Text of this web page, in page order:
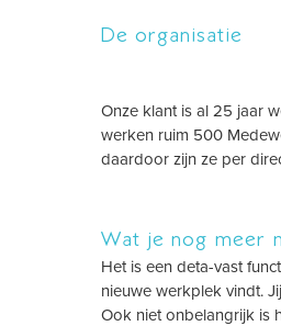
De organisatie
Onze klant is al 25 jaar
werken ruim 500
daardoor zijn ze per
Wat je nog meer
Het is een deta-vast
nieuwe werkplek vindt.
Ook niet onbelangrijk is